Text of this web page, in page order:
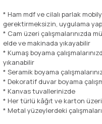
* Ham mdf ve cilalı parlak
gerektirmeksizin, uygulama
* Cam üzeri çalışmalarınızda
elde ve makinada yıkayabilir
* Kumaş boyama
yıkanabilir
* Seramik boyama
* Dekoratif duvar boyama
* Kanvas tuvallerinizde
* Her türlü kâğıt ve karton üzeri
* Metal yüzeylerdeki